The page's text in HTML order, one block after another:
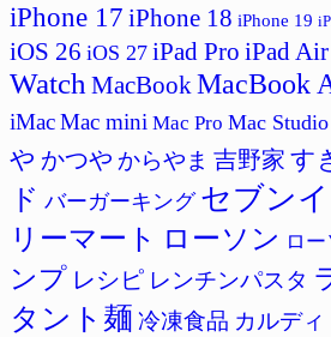
iPhone 17 iPhone 18 iPhone 19
iOS 26 iOS 27 iPad Pro iPad Air
WatchMacBookMacBook
iMacMac mini Mac Pro Mac Studio
や かつや からやま 吉野家 す
ド バーガーキング セブン
リーマート ローソン ロ
ンプ レシピ レンチンパスタ
タント麺 冷凍食品 カルディ